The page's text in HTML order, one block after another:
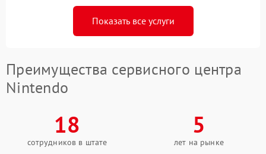
Показать все услуги
Преимущества сервисного центра
Nintendo
18
сотрудников в штате
5
лет на рынке